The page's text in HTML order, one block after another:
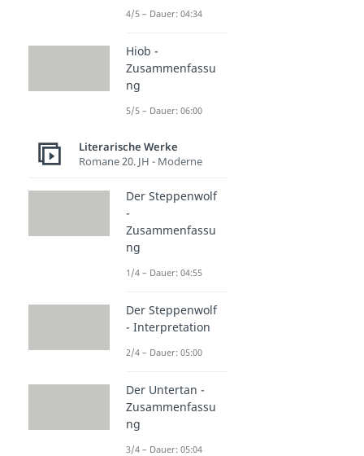
4/5 – Dauer: 04:34
Hiob -
Zusammenfassu
ng
5/5 – Dauer: 06:00
Literarische Werke
Romane 20. JH - Moderne
Der Steppenwolf
-
Zusammenfassu
ng
1/4 – Dauer: 04:55
Der Steppenwolf
- Interpretation
2/4 – Dauer: 05:00
Der Untertan -
Zusammenfassu
ng
3/4 – Dauer: 05:04